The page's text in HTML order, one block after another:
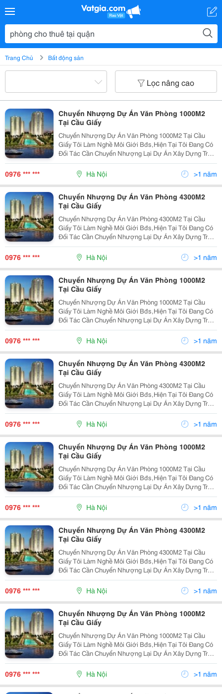
Trang Chủ Bất động sản
Lọc nâng cao
Chuyển Nhượng Dự Án Văn Phòng 1000M2
Tại Cầu Giấy
Chuyển Nhượng Dự Án Văn Phòng 1000M2 Tại Cầu
Giấy Tôi Làm Nghề Môi Giới Bđs,Hiện Tại Tôi Đang Có
Đối Tác Cần Chuyển Nhượng Lại Dự Án Xây Dựng Trụ
Sở Làm Việc Và Văn Phòng Cho Thuê Tại Quận Cầu
Giấy-Hà Nội:tổng Diện Tích Mặt Bằng 1.000M2,Lô Góc
0976 *** *** Hà Nội >1 năm
Chuyển Nhượng Dự Án Văn Phòng 4300M2
Tại Cầu Giấy
Chuyển Nhượng Dự Án Văn Phòng 4300M2 Tại Cầu
Giấy Tôi Làm Nghề Môi Giới Bđs,Hiện Tại Tôi Đang Có
Đối Tác Cần Chuyển Nhượng Lại Dự Án Xây Dựng Trụ
Sở Làm Việc Và Văn Phòng Cho Thuê Tại Quận Cầu
Giấy-Hà Nội:tổng Diện Tích Mặt Bằng 4331M2,Giấy Phé
0976 *** *** Hà Nội >1 năm
Chuyển Nhượng Dự Án Văn Phòng 1000M2
Tại Cầu Giấy
Chuyển Nhượng Dự Án Văn Phòng 1000M2 Tại Cầu
Giấy Tôi Làm Nghề Môi Giới Bđs,Hiện Tại Tôi Đang Có
Đối Tác Cần Chuyển Nhượng Lại Dự Án Xây Dựng Trụ
Sở Làm Việc Và Văn Phòng Cho Thuê Tại Quận Cầu
Giấy-Hà Nội:tổng Diện Tích Mặt Bằng 1.000M2,Lô Góc
0976 *** *** Hà Nội >1 năm
Chuyển Nhượng Dự Án Văn Phòng 4300M2
Tại Cầu Giấy
Chuyển Nhượng Dự Án Văn Phòng 4300M2 Tại Cầu
Giấy Tôi Làm Nghề Môi Giới Bđs,Hiện Tại Tôi Đang Có
Đối Tác Cần Chuyển Nhượng Lại Dự Án Xây Dựng Trụ
Sở Làm Việc Và Văn Phòng Cho Thuê Tại Quận Cầu
Giấy-Hà Nội:tổng Diện Tích Mặt Bằng 4331M2,Giấy Phé
0976 *** *** Hà Nội >1 năm
Chuyển Nhượng Dự Án Văn Phòng 1000M2
Tại Cầu Giấy
Chuyển Nhượng Dự Án Văn Phòng 1000M2 Tại Cầu
Giấy Tôi Làm Nghề Môi Giới Bđs,Hiện Tại Tôi Đang Có
Đối Tác Cần Chuyển Nhượng Lại Dự Án Xây Dựng Trụ
Sở Làm Việc Và Văn Phòng Cho Thuê Tại Quận Cầu
Giấy-Hà Nội:tổng Diện Tích Mặt Bằng 1.000M2,Lô Góc
0976 *** *** Hà Nội >1 năm
Chuyển Nhượng Dự Án Văn Phòng 4300M2
Tại Cầu Giấy
Chuyển Nhượng Dự Án Văn Phòng 4300M2 Tại Cầu
Giấy Tôi Làm Nghề Môi Giới Bđs,Hiện Tại Tôi Đang Có
Đối Tác Cần Chuyển Nhượng Lại Dự Án Xây Dựng Trụ
Sở Làm Việc Và Văn Phòng Cho Thuê Tại Quận Cầu
Giấy-Hà Nội:tổng Diện Tích Mặt Bằng 4331M2,Giấy Phé
0976 *** *** Hà Nội >1 năm
Chuyển Nhượng Dự Án Văn Phòng 1000M2
Tại Cầu Giấy
Chuyển Nhượng Dự Án Văn Phòng 1000M2 Tại Cầu
Giấy Tôi Làm Nghề Môi Giới Bđs,Hiện Tại Tôi Đang Có
Đối Tác Cần Chuyển Nhượng Lại Dự Án Xây Dựng Trụ
Sở Làm Việc Và Văn Phòng Cho Thuê Tại Quận Cầu
Giấy-Hà Nội:tổng Diện Tích Mặt Bằng 1.000M2,Lô Góc
0976 *** *** Hà Nội >1 năm